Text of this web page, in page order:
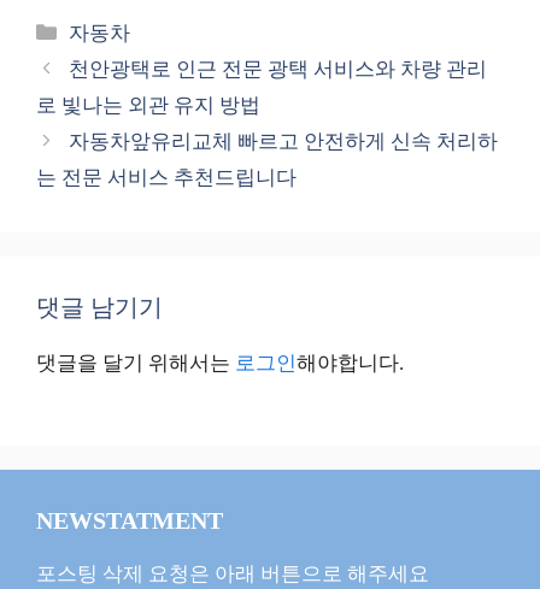
카
테
리
자동차
천안광택로 인근 전문 광택 서비스와 차량 관리
로 빛나는 외관 유지 방법
자동차앞유리교체 빠르고 안전하게 신속 처리하
는 전문 서비스 추천드립니다
댓글 남기기
댓글을 달기 위해서는 로그인해야합니다.
NEWSTATMENT
포스팅 삭제 요청은 아래 버튼으로 해주세요